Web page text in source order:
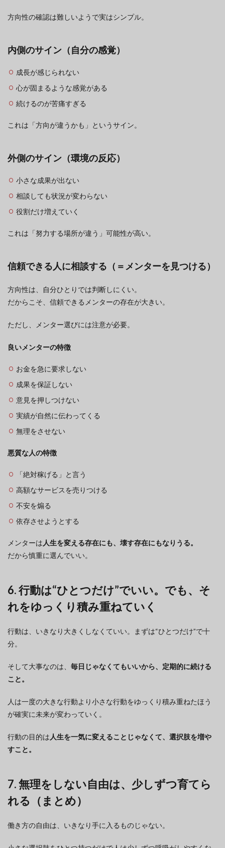
方向性の確認は難しいようで実はシンプル。
内側のサイン（自分の感覚）
成長が感じられない
心が固まるような感覚がある
続けるのが苦痛すぎる
これは「方向が違うかも」というサイン。
外側のサイン（環境の反応）
小さな成果が出ない
相談しても状況が変わらない
役割だけ増えていく
これは「努力する場所が違う」可能性が高い。
信頼できる人に相談する（＝メンターを見つける）
方向性は、自分ひとりでは判断しにくい。
だからこそ、信頼できるメンターの存在が大きい。
ただし、メンター選びには注意が必要。
良いメンターの特徴
お金を急に要求しない
成果を保証しない
意見を押しつけない
実績が自然に伝わってくる
無理をさせない
悪質な人の特徴
「絶対稼げる」と言う
高額なサービスを売りつける
不安を煽る
依存させようとする
メンターは 人生を変える存在にも、壊す存在にもなりうる。
だから慎重に選んでいい。
6. 行動は“ひとつだけ”でいい。でも、そ
れをゆっくり積み重ねていく
行動は、いきなり大きくしなくていい。まずは“ひとつだけ”で十
分。
そして大事なのは、 毎日じゃなくてもいいから、定期的に続ける
こと。
人は一度の大きな行動より小さな行動をゆっくり積み重ねたほう
が確実に未来が変わっていく。
行動の目的は 人生を一気に変えることじゃなくて、選択肢を増や
すこと。
7. 無理をしない自由は、少しずつ育てら
れる（まとめ）
働き方の自由は、いきなり手に入るものじゃない。